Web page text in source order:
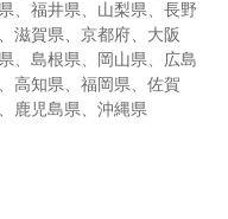
、福井県、山梨県、長野
滋賀県、京都府、大阪
、島根県、岡山県、広島
高知県、福岡県、佐賀
鹿児島県、沖縄県